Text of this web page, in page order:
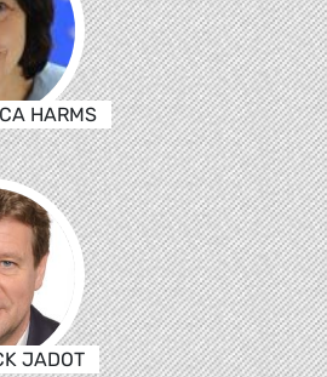
HARMS
JADOT